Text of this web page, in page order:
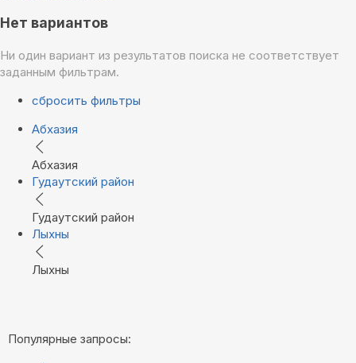
Нет вариантов
Ни один вариант из результатов поиска не соответствует
заданным фильтрам.
сбросить фильтры
Абхазия
Абхазия
Гудаутский район
Гудаутский район
Лыхны
Лыхны
Популярные запросы: